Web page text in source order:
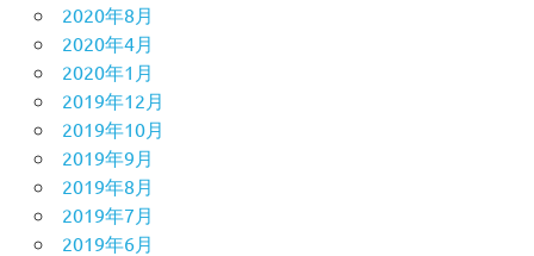
2020年8月
2020年4月
2020年1月
2019年12月
2019年10月
2019年9月
2019年8月
2019年7月
2019年6月